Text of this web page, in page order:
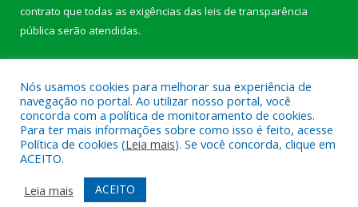
contrato que todas as exigências das leis de transparência
pública serão atendidas.
Todos os direitos reservados a Câmara Municipal de Anajás.
Mapa do Site
Acessar Área Administrativa
Acessar Webmail
Nós usamos cookies para melhorar sua experiência de
navegação no portal. Ao utilizar nosso portal, você
concorda com a política de monitoramento de cookies.
Para ter mais informações sobre como isso é feito, acesse
Política de cookies (Leia mais). Se você concorda, clique em
ACEITO.
Leia mais
ACEITO